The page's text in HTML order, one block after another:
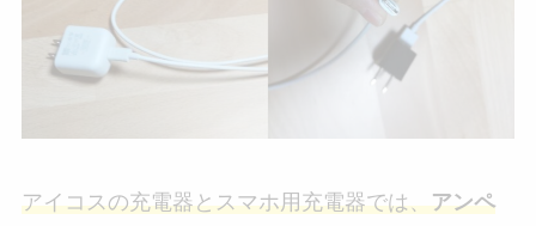
アイコスの充電器とスマホ用充電器では、アンペ